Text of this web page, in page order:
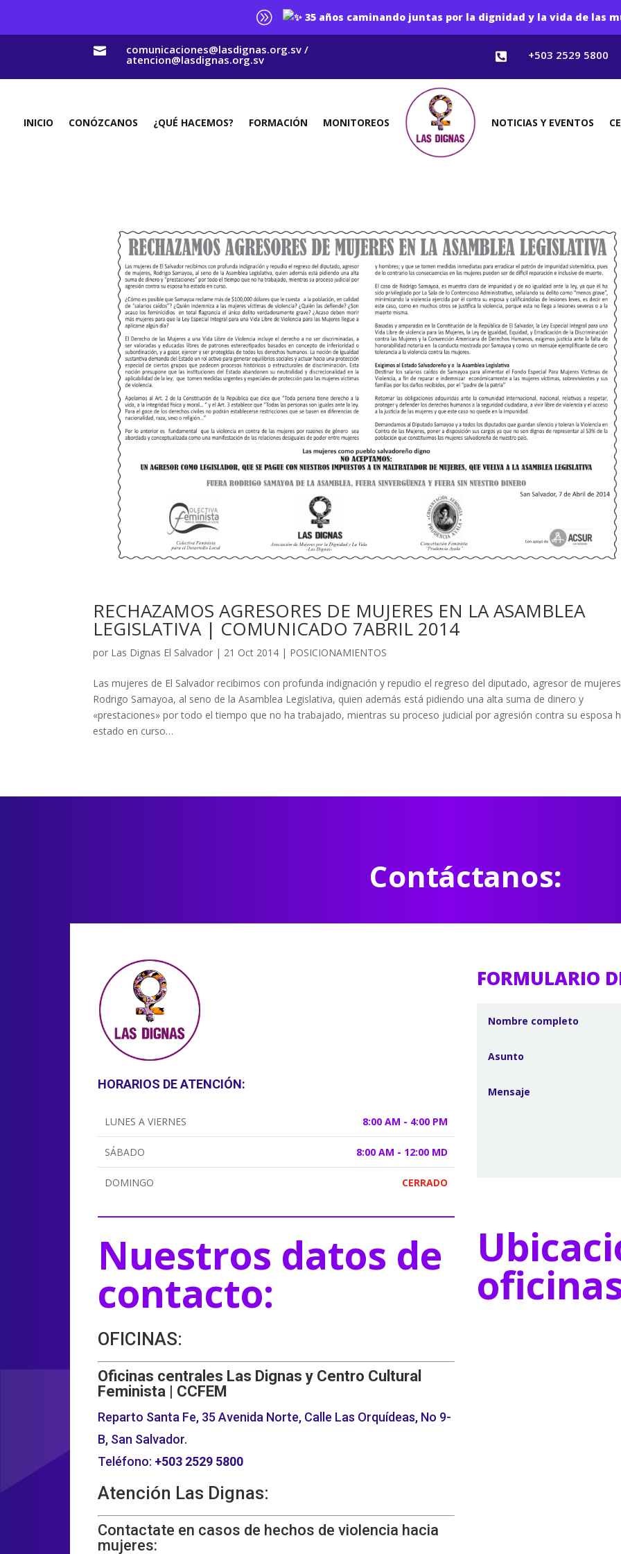
A 35 años caminando juntas por la dignidad y la vida de las
 comunicaciones@lasdignas.org.sv /
atencion@lasdignas.org.sv  +503 2529 5800
INICIO CONÓZCANOS ¿QUÉ HACEMOS? FORMACIÓN MONITOREOS NOTICIAS Y EVENTOS
RECHAZAMOS AGRESORES DE MUJERES EN LA ASAMBLEA
LEGISLATIVA | COMUNICADO 7ABRIL 2014
por Las Dignas El Salvador | 21 Oct 2014 | POSICIONAMIENTOS
Las mujeres de El Salvador recibimos con profunda indignación y repudio el regreso del diputado, agresor de
Rodrigo Samayoa, al seno de la Asamblea Legislativa, quien además está pidiendo una alta suma de dinero y
«prestaciones» por todo el tiempo que no ha trabajado, mientras su proceso judicial por agresión contra su esposa
estado en curso…
Contáctanos:
HORARIOS DE ATENCIÓN:
LUNES A VIERNES 8:00 AM - 4:00 PM
SÁBADO 8:00 AM - 12:00 MD
DOMINGO CERRADO
Nuestros datos de
contacto:
OFICINAS:
Oficinas centrales Las Dignas y Centro Cultural
Feminista | CCFEM
Reparto Santa Fe, 35 Avenida Norte, Calle Las Orquídeas, No 9-
B, San Salvador.
Teléfono: +503 2529 5800
Atención Las Dignas:
Contactate en casos de hechos de violencia hacia
mujeres:
FORMULARIO